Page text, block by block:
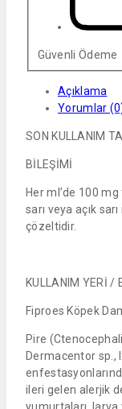
Güvenli Ödeme
Açıklama
Yorumlar
SON KULLANIM
BİLEŞİMİ
Her ml’de 100
sarı veya açık
çözeltidir.
KULLANIM YERİ /
Fiproes Köpek
Pire
Dermacentor sp.,
ileri gelen alerjik